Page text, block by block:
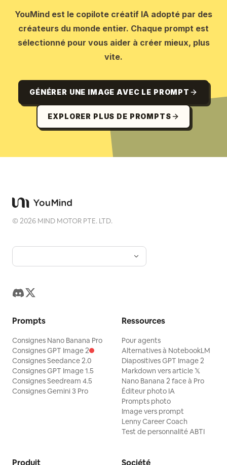
YouMind est le copilote créatif IA adopté par des
créateurs du monde entier. Chaque prompt est
sélectionné pour vous aider à créer mieux, plus
vite.
GÉNÉRER UNE IMAGE AVEC LE PROMPT
EXPLORER PLUS DE PROMPTS
©2026 MIND MOTOR PTE. LTD.
Prompts
Consignes Nano Banana Pro
Consignes GPT Image 2
Consignes Seedance 2.0
Consignes GPT Image 1.5
Consignes Seedream 4.5
Consignes Gemini 3 Pro
Ressources
Pour agents
Alternatives à NotebookLM
Diapositives GPT Image 2
Markdown vers article 𝕏
Nano Banana 2 face à Pro
Éditeur photo IA
Prompts photo
Image vers prompt
Lenny Career Coach
Test de personnalité ABTI
Produit Société